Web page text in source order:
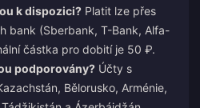
k dispozici? Platit lze přes
bank (Sberbank, T-Bank, Alfa-
částka pro dobití je 50 ₽.
podporovány? Účty s
Bělorusko, Arménie,